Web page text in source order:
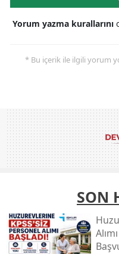
Yorum yazma kurallarını
* Bu içerik ile ilgili yorum
SON